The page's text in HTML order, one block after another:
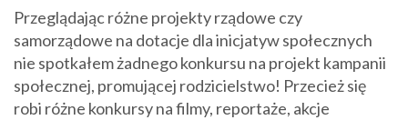
Przeglądając różne projekty rządowe czy
samorządowe na dotacje dla inicjatyw społecznych
nie spotkałem żadnego konkursu na projekt kampanii
społecznej, promującej rodzicielstwo! Przecież się
robi różne konkursy na filmy, reportaże, akcje